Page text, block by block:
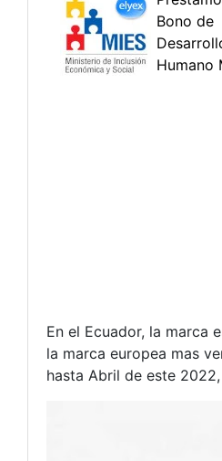
En el Ecuador, la marca
la marca europea mas
hasta Abril de este